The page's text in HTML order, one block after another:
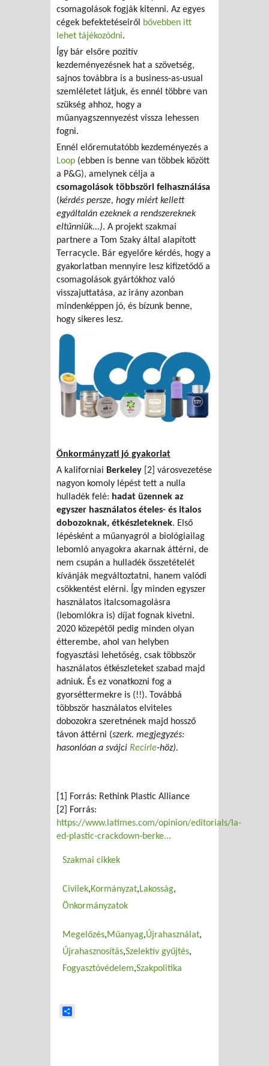
csomagolások fogják kitenni. Az egyes
cégek befektetéseiről
bővebben itt
lehet tájékozódni.
Így bár elsőre pozitív
kezdeményezésnek hat a szövetség,
sajnos továbbra is a business-as-usual
szemléletet látjuk, és ennél többre van
szükség ahhoz, hogy a
műanyagszennyezést vissza lehessen
fogni.
Ennél előremutatóbb kezdeményezés a
Loop (ebben is benne van többek között
a P&G), amelynek célja a
csomagolások többszöri felhasználása
(kérdés persze, hogy miért kellett
egyáltalán ezeknek a rendszereknek
eltűnniük...). A projekt szakmai
partnere a Tom Szaky által alapított
Terracycle. Bár egyelőre kérdés, hogy a
gyakorlatban mennyire lesz kifizetődő a
csomagolások gyártókhoz való
visszajuttatása, az irány azonban
mindenképpen jó, és bízunk benne,
hogy sikeres lesz.
Önkormányzati jó gyakorlat
A kaliforniai Berkeley [2] városvezetése
nagyon komoly lépést tett a nulla
hulladék felé: hadat üzennek az
egyszer használatos ételes- és italos
dobozoknak, étkészleteknek. Első
lépésként a műanyagról a biológiailag
lebomló anyagokra akarnak áttérni, de
nem csupán a hulladék összetételét
kívánják megváltoztatni, hanem valódi
csökkentést elérni. Így minden egyszer
használatos italcsomagolásra
(lebomlókra is) díjat fognak kivetni.
2020 közepétől pedig minden olyan
étterembe, ahol van helyben
fogyasztási lehetőség, csak többször
használatos étkészleteket szabad majd
adniuk. És ez vonatkozni fog a
gyorséttermekre is (!!). Továbbá
többször használatos elviteles
dobozokra szeretnének majd hossző
távon áttérni (szerk. megjegyzés:
hasonlóan a svájci Recirle-höz).
[1] Forrás: Rethink Plastic Alliance
[2] Forrás:
https://www.latimes.com/opinion/editorials/la-
ed-plastic-crackdown-berke...
Szakmai cikkek
Civilek Kormányzat Lakosság
Önkormányzatok
Megelőzés Műanyag Újrahasználat
Újrahasznosítás Szelektív gyűjtés
Fogyasztóvédelem Szakpolitika